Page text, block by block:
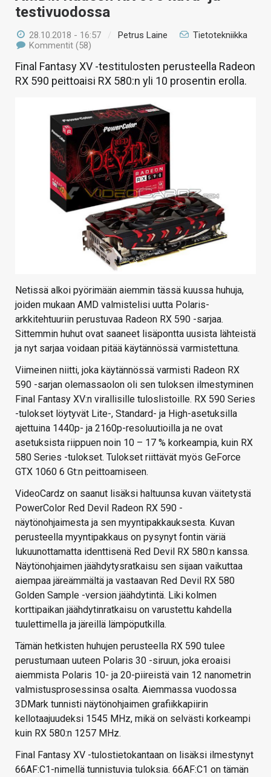
testivuodossa
28.10.2018 - 16:57 / Petrus Laine
Tietotekniikka
Kommentit (58)
Final Fantasy XV -testitulosten perusteella Radeon
RX 590 peittoaisi RX 580:n yli 10 prosentin erolla.
Netissä alkoi pyörimään aiemmin tässä kuussa huhuja,
joiden mukaan AMD valmistelisi uutta Polaris-
arkkitehtuuriin perustuvaa Radeon RX 590 -sarjaa.
Sittemmin huhut ovat saaneet lisäpontta uusista lähteistä
ja nyt sarjaa voidaan pitää käytännössä varmistettuna.
Viimeinen niitti, joka käytännössä varmisti Radeon RX
590 -sarjan olemassaolon oli sen tuloksen ilmestyminen
Final Fantasy XV:n virallisille tuloslistoille. RX 590 Series
-tulokset löytyvät Lite-, Standard- ja High-asetuksilla
ajettuina 1440p- ja 2160p-resoluutioilla ja ne ovat
asetuksista riippuen noin 10 – 17 % korkeampia, kuin RX
580 Series -tulokset. Tulokset riittävät myös GeForce
GTX 1060 6 Gt:n peittoamiseen.
VideoCardz on saanut lisäksi haltuunsa kuvan väitetystä
PowerColor Red Devil Radeon RX 590 -
näytönohjaimesta ja sen myyntipakkauksesta. Kuvan
perusteella myyntipakkaus on pysynyt fontin väriä
lukuunottamatta identtisenä Red Devil RX 580:n kanssa.
Näytönohjaimen jäähdytysratkaisu sen sijaan vaikuttaa
aiempaa järeämmältä ja vastaavan Red Devil RX 580
Golden Sample -version jäähdytintä. Liki kolmen
korttipaikan jäähdytinratkaisu on varustettu kahdella
tuulettimella ja järeillä lämpöputkilla.
Tämän hetkisten huhujen perusteella RX 590 tulee
perustumaan uuteen Polaris 30 -siruun, joka eroaisi
aiemmista Polaris 10- ja 20-piireistä vain 12 nanometrin
valmistusprosessinsa osalta. Aiemmassa vuodossa
3DMark tunnisti näytönohjaimen grafiikkapiirin
kellotaajuudeksi 1545 MHz, mikä on selvästi korkeampi
kuin RX 580:n 1257 MHz.
Final Fantasy XV -tulostietokantaan on lisäksi ilmestynyt
66AF:C1-nimellä tunnistuvia tuloksia. 66AF:C1 on tämän